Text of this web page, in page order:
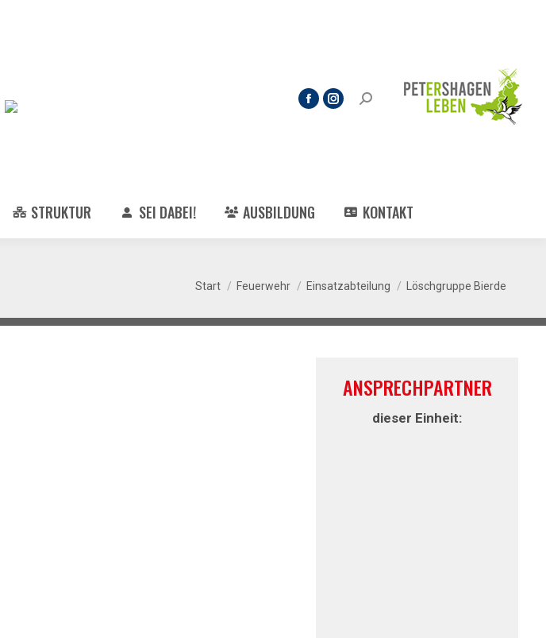
STRUKTUR SEI DABEI! AUSBILDUNG KONTAKT
Sie befinden sich hier:
Start Feuerwehr Einsatzabteilung Löschgruppe Bierde
ANSPRECHPARTNER
dieser Einheit: